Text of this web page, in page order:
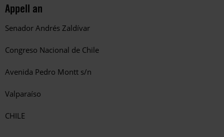
Appell an
Senador Andrés Zaldívar
Congreso Nacional de Chile
Avenida Pedro Montt s/n
Valparaíso
CHILE